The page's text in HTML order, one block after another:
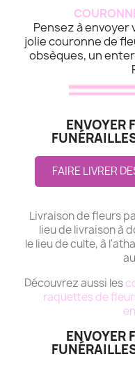
Pensez à envoyer
jolie couronne de
obsèques, un
ENVOYER
FAIRE LIVRER
Livraison de fleurs
lieu de livraison à
le lieu de culte, à
Découvrez aussi les
raquettes de
ENVOYER